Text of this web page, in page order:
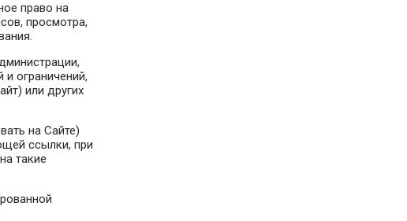
право на
просмотра,
ограничений,
или других
на Сайте)
ссылки, при
такие